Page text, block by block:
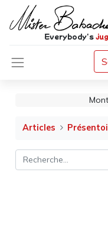
Everybody's
Articles